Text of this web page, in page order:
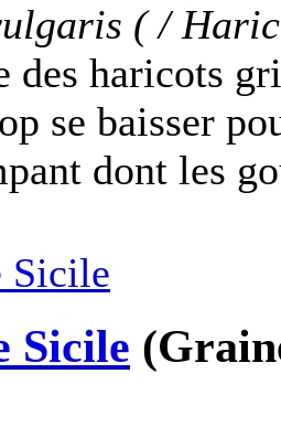
( /
des haricots
se baisser
dont les
Sicile